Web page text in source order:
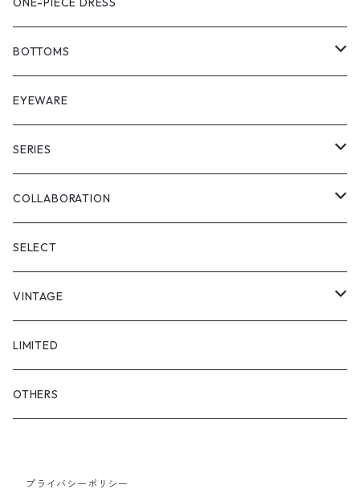
VEST
JACKET
COAT
PULL OVER
BOTTOMS
SHORT LENGS
FULL LENGS
SKIRT
EYEWARE
SERIES
"matoi"
"enkan"
"tsunagi"
"asobi"
COLLABORATION
RADIO EVA
1+O
FULL DIVE
iCONOLOGY
SELECT
VINTAGE
TOPS
OUTER
LIMITED
OTHERS
プライバシーポリシー